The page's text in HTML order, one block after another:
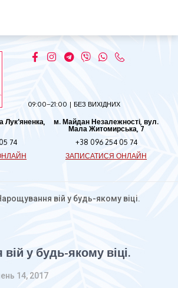
09:00–21:00 | БЕЗ ВИХІДНИХ
Лук'яненка,
74
м. Майдан Незалежності, вул.
Мала Житомирська, 7
+38 096 254 05 74
ЗАПИСАТИСЯ ОНЛАЙН
вій у будь-якому віці.
у будь-якому віці.
14, 2017